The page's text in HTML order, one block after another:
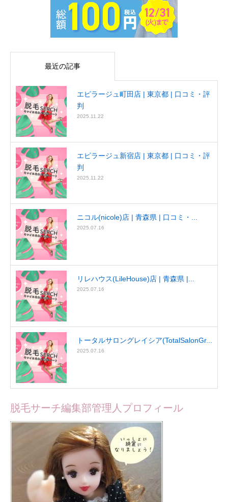
最近の記事
エピラージュ町田店 | 東京都 | 口コミ・評
判
2025.11.22
エピラージュ新宿店 | 東京都 | 口コミ・評
判
2025.11.22
ニコル(nicole)店 | 青森県 | 口コミ・...
2025.07.16
リレハウス(LileHouse)店 | 青森県 |...
2025.07.16
トータルサロングレイシア(TotalSalonGr...
2025.07.16
脱毛サーチ編集部管理人プロフィール